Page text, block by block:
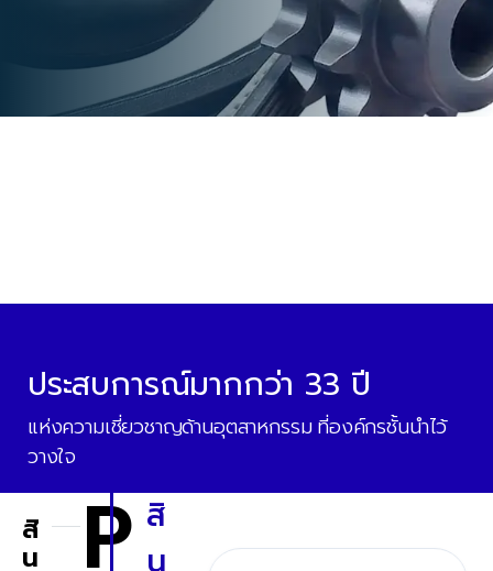
ประสบการณ์มากกว่า 33 ปี
แห่งความเชี่ยวชาญด้านอุตสาหกรรม ที่องค์กรชั้นนำไว้
วางใจ
สิ
น P สิ
น